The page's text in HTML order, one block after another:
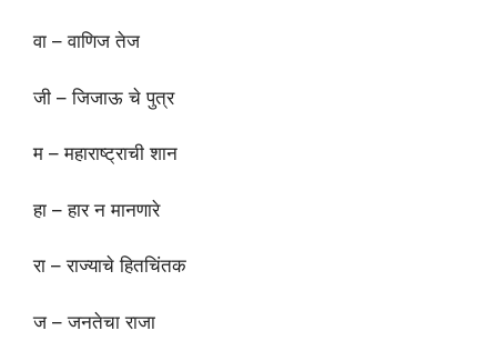
वा – वाणिज तेज
जी – जिजाऊ चे पुत्र
म – महाराष्ट्राची शान
हा – हार न मानणारे
रा – राज्याचे हितचिंतक
ज – जनतेचा राजा